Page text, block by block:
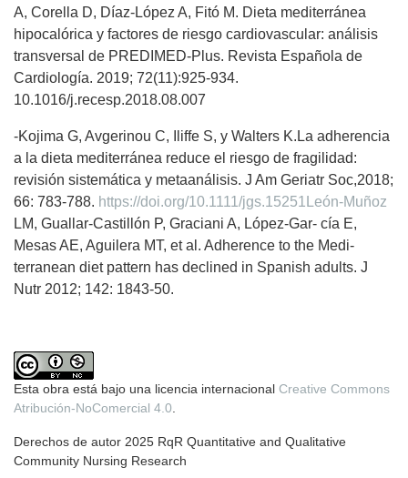
A, Corella D, Díaz-López A, Fitó M. Dieta mediterránea
hipocalórica y factores de riesgo cardiovascular: análisis
transversal de PREDIMED-Plus. Revista Española de
Cardiología. 2019; 72(11):925-934.
10.1016/j.recesp.2018.08.007
-Kojima G, Avgerinou C, Iliffe S, y Walters K.La adherencia
a la dieta mediterránea reduce el riesgo de fragilidad:
revisión sistemática y metaanálisis. J Am Geriatr Soc,2018;
66: 783-788. https://doi.org/10.1111/jgs.15251León-Muñoz
LM, Guallar-Castillón P, Graciani A, López-Gar- cía E,
Mesas AE, Aguilera MT, et al. Adherence to the Medi-
terranean diet pattern has declined in Spanish adults. J
Nutr 2012; 142: 1843-50.
Esta obra está bajo una licencia internacional Creative Commons
Atribución-NoComercial 4.0.
Derechos de autor 2025 RqR Quantitative and Qualitative
Community Nursing Research